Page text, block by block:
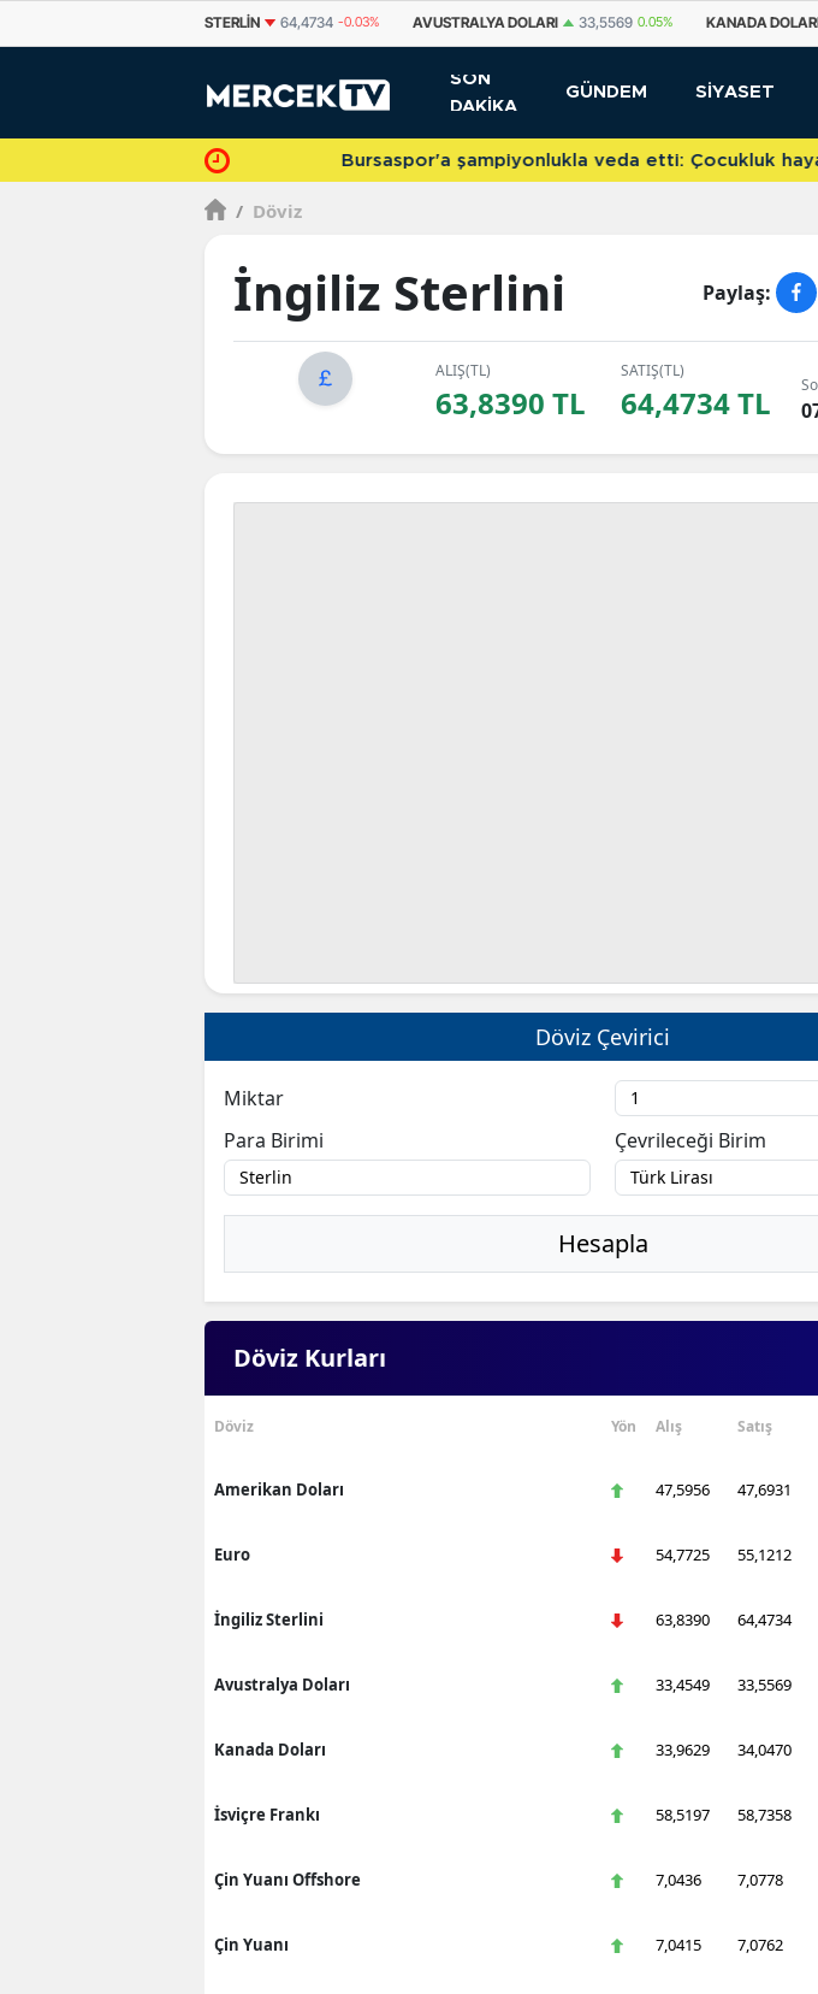
STERLIN 64,4734 -0.03% AVUSTRALYA DOLARI 33,5569 0.05% KANADA
SON
DAKİKA
GÜNDEM SİYASET
Bursaspor'a şampiyonlukla veda etti: Çocukluk hayalini
/ Döviz
İngiliz Sterlini Paylaş:
ALIŞ(TL)
63,8390 TL
SATIŞ(TL)
64,4734 TL
Döviz Çevirici
Miktar
Para Birimi
Çevrileceği Birim
Hesapla
Döviz Kurları
Döviz Yön Alış Satış
Amerikan Doları 47,5956 47,6931
Euro 54,7725 55,1212
İngiliz Sterlini 63,8390 64,4734
Avustralya Doları 33,4549 33,5569
Kanada Doları 33,9629 34,0470
İsviçre Frankı 58,5197 58,7358
Çin Yuanı Offshore 7,0436 7,0778
Çin Yuanı 7,0415 7,0762